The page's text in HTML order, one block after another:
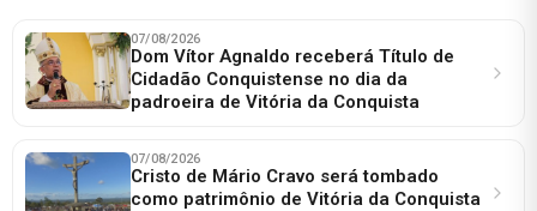
07/08/2026
Dom Vítor Agnaldo receberá Título de
Cidadão Conquistense no dia da
padroeira de Vitória da Conquista
07/08/2026
Cristo de Mário Cravo será tombado
como patrimônio de Vitória da Conquista